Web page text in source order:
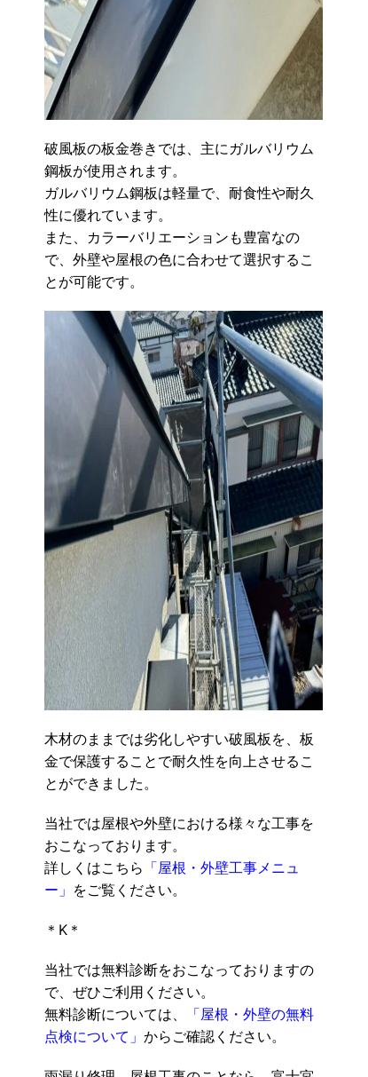
破風板の板金巻きでは、主にガルバリウム
鋼板が使用されます。
ガルバリウム鋼板は軽量で、耐食性や耐久
性に優れています。
また、カラーバリエーションも豊富なの
で、外壁や屋根の色に合わせて選択するこ
とが可能です。
木材のままでは劣化しやすい破風板を、板
金で保護することで耐久性を向上させるこ
とができました。
当社では屋根や外壁における様々な工事を
おこなっております。
詳しくはこちら 「屋根・外壁工事メニュ
ー」 をご覧ください。
＊K＊
当社では無料診断をおこなっておりますの
で、ぜひご利用ください。
無料診断については、
「屋根・外壁の無料
点検について」 からご確認ください。